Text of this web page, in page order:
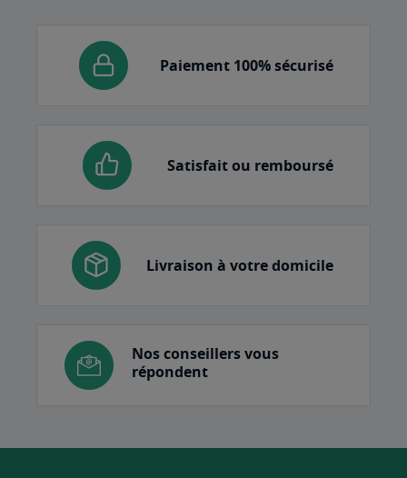
Paiement 100% sécurisé
Satisfait ou remboursé
Livraison à votre domicile
Nos conseillers vous
répondent